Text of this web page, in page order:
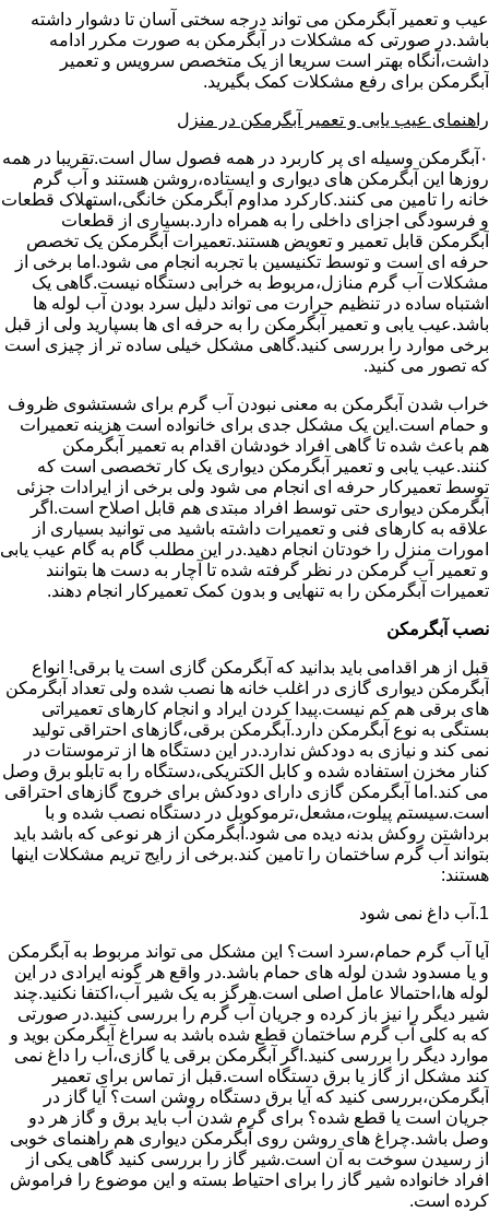
عیب و تعمیر آبگرمکن می تواند درجه سختی آسان تا دشوار داشته
باشد.در صورتی که مشکلات در آبگرمکن به صورت مکرر ادامه
داشت،آنگاه بهتر است سریعا از یک متخصص سرویس و تعمیر
آبگرمکن برای رفع مشکلات کمک بگیرید.
راهنمای عیب یابی و تعمیر آبگرمکن در منزل
۰آبگرمکن وسیله ای پر کاربرد در همه فصول سال است.تقریبا در همه
روزها این آبگرمکن های دیواری و ایستاده،روشن هستند و آب گرم
خانه را تامین می کنند.کارکرد مداوم آبگرمکن خانگی،استهلاک قطعات
و فرسودگی اجزای داخلی را به همراه دارد.بسیاری از قطعات
آبگرمکن قابل تعمیر و تعویض هستند.تعمیرات آبگرمکن یک تخصص
حرفه ای است و توسط تکنیسین با تجربه انجام می شود.اما برخی از
مشکلات آب گرم منازل،مربوط به خرابی دستگاه نیست.گاهی یک
اشتباه ساده در تنظیم حرارت می تواند دلیل سرد بودن آب لوله ها
باشد.عیب یابی و تعمیر آبگرمکن را به حرفه ای ها بسپارید ولی از قبل
برخی موارد را بررسی کنید.گاهی مشکل خیلی ساده تر از چیزی است
که تصور می کنید.
خراب شدن آبگرمکن به معنی نبودن آب گرم برای شستشوی ظروف
و حمام است.این یک مشکل جدی برای خانواده است هزینه تعمیرات
هم باعث شده تا گاهی افراد خودشان اقدام به تعمیر آبگرمکن
کنند.عیب یابی و تعمیر آبگرمکن دیواری یک کار تخصصی است که
توسط تعمیرکار حرفه ای انجام می شود ولی برخی از ایرادات جزئی
آبگرمکن دیواری حتی توسط افراد مبتدی هم قابل اصلاح است.اگر
علاقه به کارهای فنی و تعمیرات داشته باشید می توانید بسیاری از
امورات منزل را خودتان انجام دهید.در این مطلب گام به گام عیب یابی
و تعمیر آب گرمکن در نظر گرفته شده تا آچار به دست ها بتوانند
تعمیرات آبگرمکن را به تنهایی و بدون کمک تعمیرکار انجام دهند.
نصب آبگرمکن
قبل از هر اقدامی باید بدانید که آبگرمکن گازی است یا برقی! انواع
آبگرمکن دیواری گازی در اغلب خانه ها نصب شده ولی تعداد آبگرمکن
های برقی هم کم نیست.پیدا کردن ایراد و انجام کارهای تعمیراتی
بستگی به نوع آبگرمکن دارد.آبگرمکن برقی،گازهای احتراقی تولید
نمی کند و نیازی به دودکش ندارد.در این دستگاه ها از ترموستات در
کنار مخزن استفاده شده و کابل الکتریکی،دستگاه را به تابلو برق وصل
می کند.اما آبگرمکن گازی دارای دودکش برای خروج گازهای احتراقی
است.سیستم پیلوت،مشعل،ترموکوبل در دستگاه نصب شده و با
برداشتن روکش بدنه دیده می شود.آبگرمکن از هر نوعی که باشد باید
بتواند آب گرم ساختمان را تامین کند.برخی از رایج تریم مشکلات اینها
هستند:
1.آب داغ نمی شود
آیا آب گرم حمام،سرد است؟ این مشکل می تواند مربوط به آبگرمکن
و یا مسدود شدن لوله های حمام باشد.در واقع هر گونه ایرادی در این
لوله ها،احتمالا عامل اصلی است.هرگز به یک شیر آب،اکتفا نکنید.چند
شیر دیگر را نیز باز کرده و جریان آب گرم را بررسی کنید.در صورتی
که به کلی آب گرم ساختمان قطع شده باشد به سراغ آبگرمکن بوید و
موارد دیگر را بررسی کنید.اگر آبگرمکن برقی یا گازی،آب را داغ نمی
کند مشکل از گاز یا برق دستگاه است.قبل از تماس برای تعمیر
آبگرمکن،بررسی کنید که آیا برق دستگاه روشن است؟ آیا گاز در
جریان است یا قطع شده؟ برای گرم شدن آب باید برق و گاز هر دو
وصل باشد.چراغ های روشن روی آبگرمکن دیواری هم راهنمای خوبی
از رسیدن سوخت به آن است.شیر گاز را بررسی کنید گاهی یکی از
افراد خانواده شیر گاز را برای احتیاط بسته و این موضوع را فراموش
کرده است.